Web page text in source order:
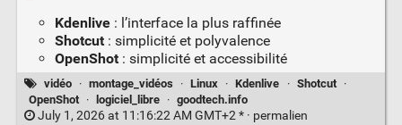
Kdenlive: l’interface la plus raffinée
Shotcut: simplicité et polyvalence
OpenShot: simplicité et accessibilité
vidéo · montage_vidéos · Linux · Kdenlive · Shotcut
·
OpenShot
· logiciel_libre · goodtech.info
July 1, 2026 at 11:16:22 AM GMT+2 * · permalien